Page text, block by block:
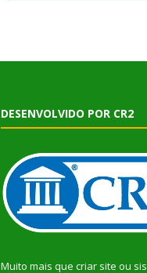
DESENVOLVIDO POR CR2
Muito mais que criar site ou